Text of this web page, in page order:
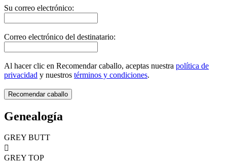
Su correo electrónico:
Correo electrónico del destinatario:
Al hacer clic en Recomendar caballo, aceptas nuestra política de
privacidad y nuestros términos y condiciones.
Genealogía
GREY BUTT

GREY TOP